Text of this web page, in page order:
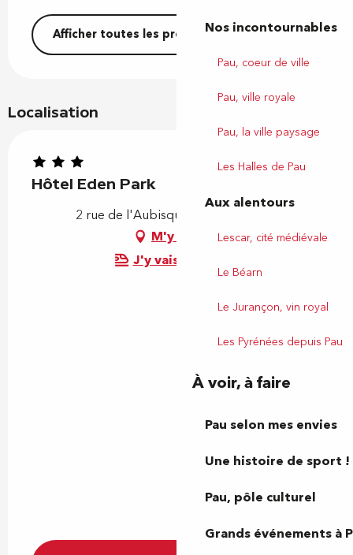
Nos incontournables
Pau, coeur de ville
Pau, ville royale
Pau, la ville paysage
Les Halles de Pau
Aux alentours
Lescar, cité médiévale
Le Béarn
Le Jurançon, vin royal
Les Pyrénées depuis Pau
À voir, à faire
Pau selon mes envies
Une histoire de sport !
Pau, pôle culturel
Grands événements à
Afficher toutes les prestations
Localisation
Hôtel Eden Park
2 rue de l'Aubisque, 64320 Bizanos
M'y rendre
J'y vais en train !